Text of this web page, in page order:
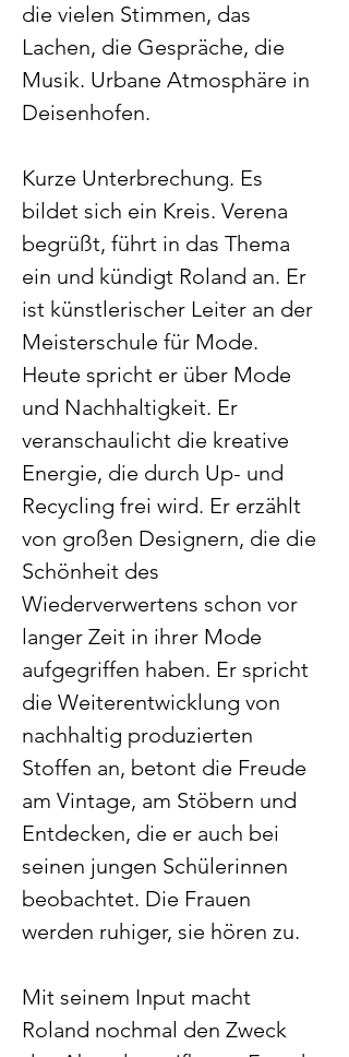
die vielen Stimmen, das
Lachen, die Gespräche, die
Musik. Urbane Atmosphäre in
Deisenhofen.
Kurze Unterbrechung. Es
bildet sich ein Kreis. Verena
begrüßt, führt in das Thema
ein und kündigt Roland an. Er
ist künstlerischer Leiter an der
Meisterschule für Mode.
Heute spricht er über Mode
und Nachhaltigkeit. Er
veranschaulicht die kreative
Energie, die durch Up- und
Recycling frei wird. Er erzählt
von großen Designern, die die
Schönheit des
Wiederverwertens schon vor
langer Zeit in ihrer Mode
aufgegriffen haben. Er spricht
die Weiterentwicklung von
nachhaltig produzierten
Stoffen an, betont die Freude
am Vintage, am Stöbern und
Entdecken, die er auch bei
seinen jungen Schülerinnen
beobachtet. Die Frauen
werden ruhiger, sie hören zu.
Mit seinem Input macht
Roland nochmal den Zweck